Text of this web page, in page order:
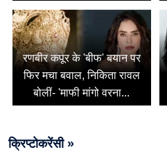
रणबीर कपूर के 'बीफ' बयान पर
फिर मचा बवाल, निकिता रावल
बोलीं- 'माफी मांगो वरना...
क्रिप्टोकरेंसी »